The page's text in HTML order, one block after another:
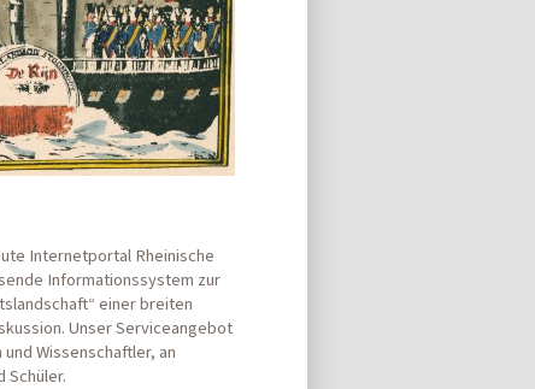
Internetportal Rheinische
Informationssystem zur
einer breiten
Unser Serviceangebot
Wissenschaftler, an
Schüler.